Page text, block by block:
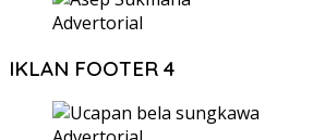
Advertorial
IKLAN FOOTER 4